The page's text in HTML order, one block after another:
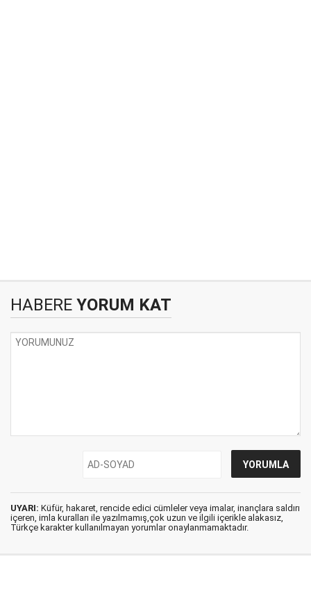
HABERE YORUM KAT
UYARI: Küfür, hakaret, rencide edici cümleler veya imalar, inançlara saldırı
içeren, imla kuralları ile yazılmamış,çok uzun ve ilgili içerikle alakasız,
Türkçe karakter kullanılmayan yorumlar onaylanmamaktadır.